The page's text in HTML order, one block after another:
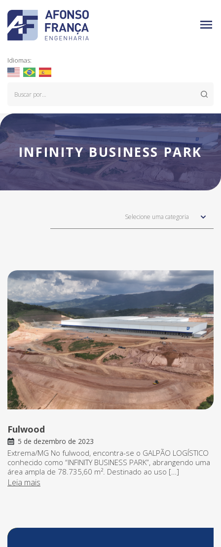
Idiomas:
INFINITY BUSINESS PARK
Selecione uma categoria
Fulwood
5 de dezembro de 2023
Extrema/MG No fulwood, encontra-se o GALPÃO LOGÍSTICO
conhecido como “INFINITY BUSINESS PARK”, abrangendo uma
área ampla de 78.735,60 m². Destinado ao uso […]
Leia mais